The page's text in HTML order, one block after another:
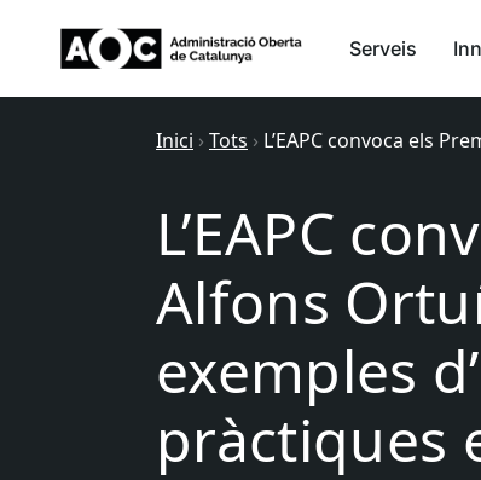
Serveis
Inici › Tots › L’EAPC convoca els
L’EAPC
Alfons
exemples
pràctiques